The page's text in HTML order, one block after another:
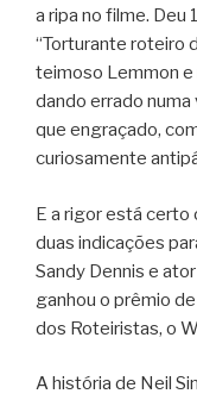
a ripa no filme. Deu
“Torturante roteiro
teimoso Lemmon e
dando errado
que engraçado,
curiosamente
E a rigor está certo
duas indicações
Sandy Dennis e
ganhou o prêmio
dos Roteiristas, o
A história de Neil